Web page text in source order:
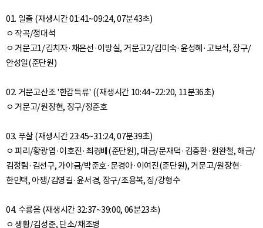
01. 일출 (재생시간 01:41~09:24, 07분43초)
ㅇ 작곡/정대석
ㅇ 거문고1/김치자·채은선·이방실, 거문고2/김미숙·윤성혜·고보석, 장구/
안성일(준단원)
02. 거문고산조 '한갑득류' ((재생시간 10:44~22:20, 11분36초)
ㅇ 거문고/원장현, 장구/정준호
03. 푸살 (재생시간 23:45~31:24, 07분39초)
ㅇ 피리/황광엽·이호진·최경배(준단원), 대금/문재덕·김충환·원완철, 해금/
김정림·김선구, 가야금/박준호·문경아·이여진(준단원), 거문고/원장현·
한민택, 아쟁/김영길·윤서경, 장구/조용복, 징/강형수
04. 수룡음 (재생시간 32:37~39:00, 06분23초)
ㅇ 생황/김성준, 단소/채조병